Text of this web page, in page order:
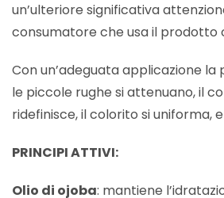
un’ulteriore significativa
consumatore che usa il prodotto
Con un’adeguata applicazione
le piccole rughe si attenuano, il
ridefinisce, il colorito si uniforma,
PRINCIPI ATTIVI:
Olio di ojoba: mantiene